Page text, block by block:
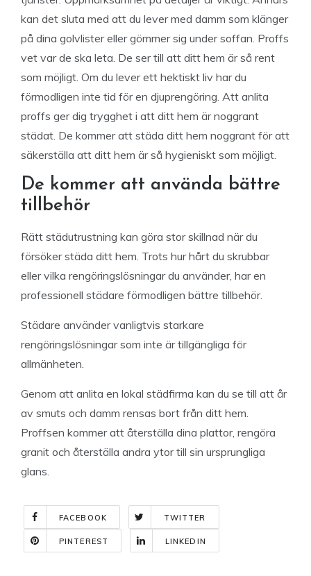
kan det sluta med att du lever med damm som klänger
på dina golvlister eller gömmer sig under soffan. Proffs
vet var de ska leta. De ser till att ditt hem är så rent
som möjligt. Om du lever ett hektiskt liv har du
förmodligen inte tid för en djuprengöring. Att anlita
proffs ger dig trygghet i att ditt hem är noggrant
städat. De kommer att städa ditt hem noggrant för att
säkerställa att ditt hem är så hygieniskt som möjligt.
De kommer att använda bättre
tillbehör
Rätt städutrustning kan göra stor skillnad när du
försöker städa ditt hem. Trots hur hårt du skrubbar
eller vilka rengöringslösningar du använder, har en
professionell städare förmodligen bättre tillbehör.
Städare använder vanligtvis starkare
rengöringslösningar som inte är tillgängliga för
allmänheten.
Genom att anlita en lokal städfirma kan du se till att år
av smuts och damm rensas bort från ditt hem.
Proffsen kommer att återställa dina plattor, rengöra
granit och återställa andra ytor till sin ursprungliga
glans.
FACEBOOK TWITTER
PINTEREST LINKEDIN